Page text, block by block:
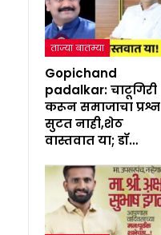
ताज्या बातम्या
Gopichand
padalkar: चाटूगिरी
करून समाजाचा प्रश्न
सुटत नाही,शेठ
वास्तवात या; डॉ…